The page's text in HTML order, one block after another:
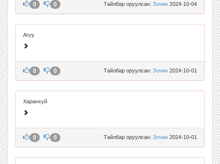
Тайлбар оруулсан: Зочин 2024-10-04
0 0
Агуу
Тайлбар оруулсан: Зочин 2024-10-01
0 0
Харанхуй
Тайлбар оруулсан: Зочин 2024-10-01
0 0